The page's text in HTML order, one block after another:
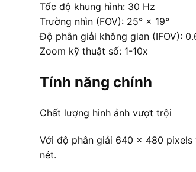
Tốc độ khung hình: 30 Hz
Trường nhìn (FOV): 25° × 19°
Độ phân giải không gian (IFOV):
Zoom kỹ thuật số: 1-10x
Tính năng chính
Chất lượng hình ảnh vượt trội
Với độ phân giải 640 × 480 pixels
nét.